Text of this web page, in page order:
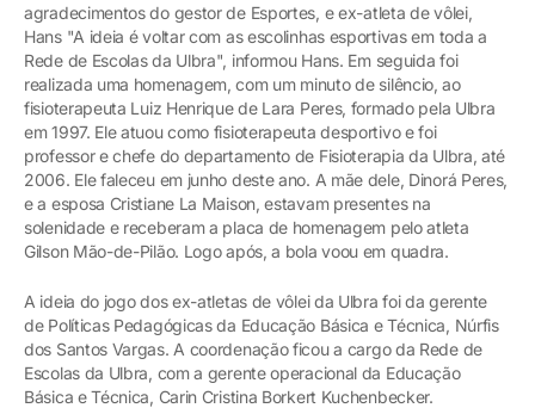
agradecimentos do gestor de Esportes, e ex-atleta de vôlei,
Hans "A ideia é voltar com as escolinhas esportivas em toda a
Rede de Escolas da Ulbra", informou Hans. Em seguida foi
realizada uma homenagem, com um minuto de silêncio, ao
fisioterapeuta Luiz Henrique de Lara Peres, formado pela Ulbra
em 1997. Ele atuou como fisioterapeuta desportivo e foi
professor e chefe do departamento de Fisioterapia da Ulbra, até
2006. Ele faleceu em junho deste ano. A mãe dele, Dinorá Peres,
e a esposa Cristiane La Maison, estavam presentes na
solenidade e receberam a placa de homenagem pelo atleta
Gilson Mão-de-Pilão. Logo após, a bola voou em quadra.
A ideia do jogo dos ex-atletas de vôlei da Ulbra foi da gerente
de Políticas Pedagógicas da Educação Básica e Técnica, Núrfis
dos Santos Vargas. A coordenação ficou a cargo da Rede de
Escolas da Ulbra, com a gerente operacional da Educação
Básica e Técnica, Carin Cristina Borkert Kuchenbecker.